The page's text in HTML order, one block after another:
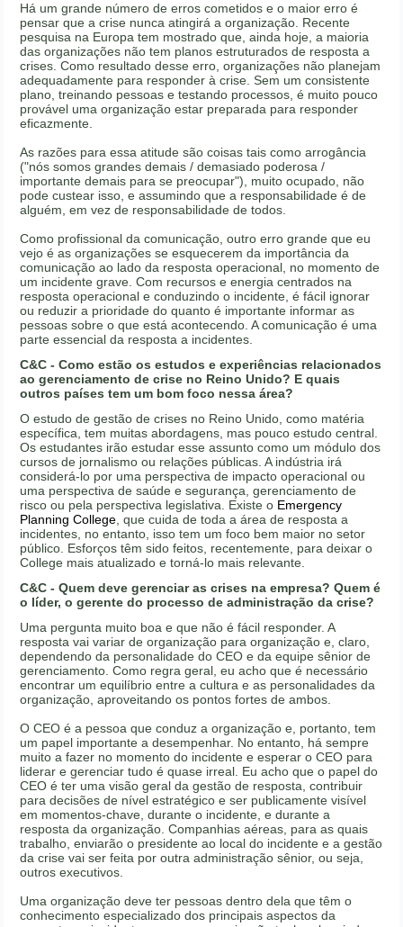
Há um grande número de erros cometidos e o maior erro é
pensar que a crise nunca atingirá a organização. Recente
pesquisa na Europa tem mostrado que, ainda hoje, a maioria
das organizações não tem planos estruturados de resposta a
crises. Como resultado desse erro, organizações não planejam
adequadamente para responder à crise. Sem um consistente
plano, treinando pessoas e testando processos, é muito pouco
provável uma organização estar preparada para responder
eficazmente.
As razões para essa atitude são coisas tais como arrogância
("nós somos grandes demais / demasiado poderosa /
importante demais para se preocupar"), muito ocupado, não
pode custear isso, e assumindo que a responsabilidade é de
alguém, em vez de responsabilidade de todos.
Como profissional da comunicação, outro erro grande que eu
vejo é as organizações se esquecerem da importância da
comunicação ao lado da resposta operacional, no momento de
um incidente grave. Com recursos e energia centrados na
resposta operacional e conduzindo o incidente, é fácil ignorar
ou reduzir a prioridade do quanto é importante informar as
pessoas sobre o que está acontecendo. A comunicação é uma
parte essencial da resposta a incidentes.
C&C - Como estão os estudos e experiências relacionados
ao gerenciamento de crise no Reino Unido? E quais
outros países tem um bom foco nessa área?
O estudo de gestão de crises no Reino Unido, como matéria
específica, tem muitas abordagens, mas pouco estudo central.
Os estudantes irão estudar esse assunto como um módulo dos
cursos de jornalismo ou relações públicas. A indústria irá
considerá-lo por uma perspectiva de impacto operacional ou
uma perspectiva de saúde e segurança, gerenciamento de
risco ou pela perspectiva legislativa. Existe o Emergency
Planning College, que cuida de toda a área de resposta a
incidentes, no entanto, isso tem um foco bem maior no setor
público. Esforços têm sido feitos, recentemente, para deixar o
College mais atualizado e torná-lo mais relevante.
C&C - Quem deve gerenciar as crises na empresa? Quem é
o líder, o gerente do processo de administração da crise?
Uma pergunta muito boa e que não é fácil responder. A
resposta vai variar de organização para organização e, claro,
dependendo da personalidade do CEO e da equipe sênior de
gerenciamento. Como regra geral, eu acho que é necessário
encontrar um equilíbrio entre a cultura e as personalidades da
organização, aproveitando os pontos fortes de ambos.
O CEO é a pessoa que conduz a organização e, portanto, tem
um papel importante a desempenhar. No entanto, há sempre
muito a fazer no momento do incidente e esperar o CEO para
liderar e gerenciar tudo é quase irreal. Eu acho que o papel do
CEO é ter uma visão geral da gestão de resposta, contribuir
para decisões de nível estratégico e ser publicamente visível
em momentos-chave, durante o incidente, e durante a
resposta da organização. Companhias aéreas, para as quais
trabalho, enviarão o presidente ao local do incidente e a gestão
da crise vai ser feita por outra administração sênior, ou seja,
outros executivos.
Uma organização deve ter pessoas dentro dela que têm o
conhecimento especializado dos principais aspectos da